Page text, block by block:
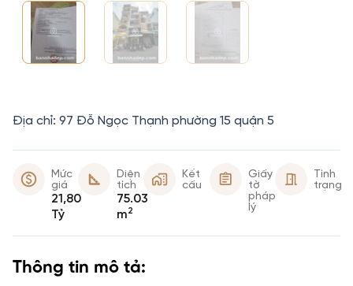
Địa chỉ: 97 Đỗ Ngọc Thạnh phường 15 quận 5
Mức
giá
21,80
Tỷ
Diện
tích
75.03
m2
Kết
cấu
Giấy
tờ
pháp
lý
Tình
trạng
Thông tin mô tả: